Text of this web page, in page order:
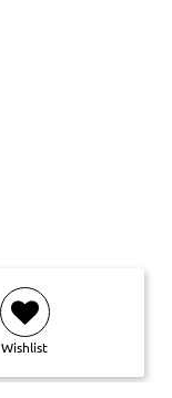
Wishlist